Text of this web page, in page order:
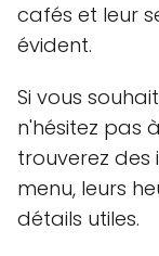
cafés et leur
évident.
Si vous
n'hésitez pas
trouverez des
menu, leurs
détails utiles.